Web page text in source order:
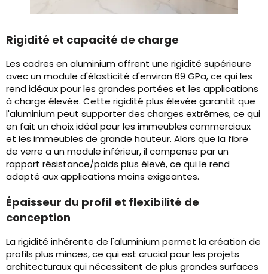
Rigidité et capacité de charge
Les cadres en aluminium offrent une rigidité supérieure
avec un module d'élasticité d'environ 69 GPa, ce qui les
rend idéaux pour les grandes portées et les applications
à charge élevée. Cette rigidité plus élevée garantit que
l'aluminium peut supporter des charges extrêmes, ce qui
en fait un choix idéal pour les immeubles commerciaux
et les immeubles de grande hauteur. Alors que la fibre
de verre a un module inférieur, il compense par un
rapport résistance/poids plus élevé, ce qui le rend
adapté aux applications moins exigeantes.
Épaisseur du profil et flexibilité de
conception
La rigidité inhérente de l'aluminium permet la création de
profils plus minces, ce qui est crucial pour les projets
architecturaux qui nécessitent de plus grandes surfaces